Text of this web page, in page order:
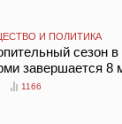
И ПОЛИТИКА
сезон в
завершается 8
1166